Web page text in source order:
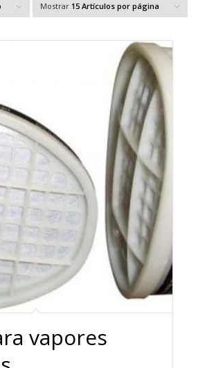
Mostrar 15 Artículos por página
vapores